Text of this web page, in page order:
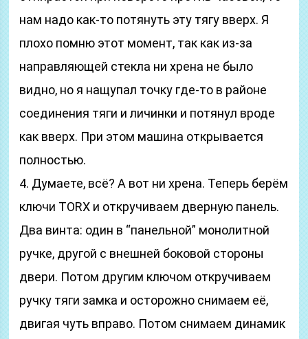
нам надо как-то потянуть эту тягу вверх. Я
плохо помню этот момент, так как из-за
направляющей стекла ни хрена не было
видно, но я нащупал точку где-то в районе
соединения тяги и личинки и потянул вроде
как вверх. При этом машина открывается
полностью.
4. Думаете, всё? А вот ни хрена. Теперь берём
ключи TORX и откручиваем дверную панель.
Два винта: один в “панельной” монолитной
ручке, другой с внешней боковой стороны
двери. Потом другим ключом откручиваем
ручку тяги замка и осторожно снимаем её,
двигая чуть вправо. Потом снимаем динамик